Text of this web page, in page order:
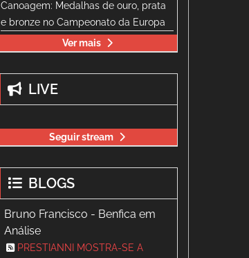
Canoagem: Medalhas de ouro, prata
e bronze no Campeonato da Europa
Ver mais
LIVE
Seguir stream
BLOGS
Bruno Francisco - Benfica em
Análise
PRESTIANNI MOSTRA-SE A